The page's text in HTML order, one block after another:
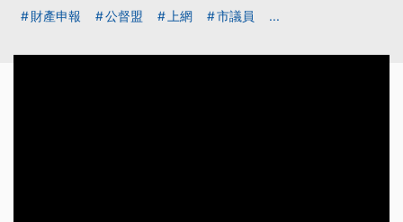
財產申報 公督盟 上網 市議員 ...